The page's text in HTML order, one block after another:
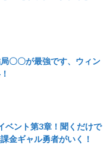
〇〇が最強です、ウィン
ベント第3章！聞くだけで
金ギャル勇者がいく！